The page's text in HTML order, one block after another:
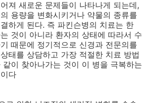
져 새로운 문제들이 나타나게 되는데,
용량을 변화시키거나 약물의 종류를
하게 된다. 즉 파킨슨병의 치료는 한
것이 아니라 환자의 상태에 따라서 수
때문에 정기적으로 신경과 전문의를
태를 상담하고 가장 적절한 치료 방법
이 찾아나가는 것이 이 병을 극복하는
다